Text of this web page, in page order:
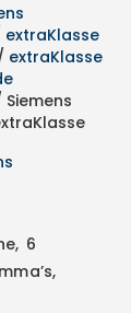
extraKlasse
extraKlasse
Siemens
6